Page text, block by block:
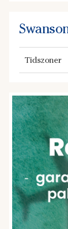
underhållning.
Sedan har vi
Disneyland,
Tidszoner